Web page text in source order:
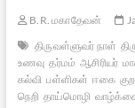
B.R. மகாதேவன்
திருவள்ளுவர் நாள்
உணவு தர்மம் ஆசிரியர்
கல்வி பள்ளிகள் ஈகை
நெறி தாய்மொழி